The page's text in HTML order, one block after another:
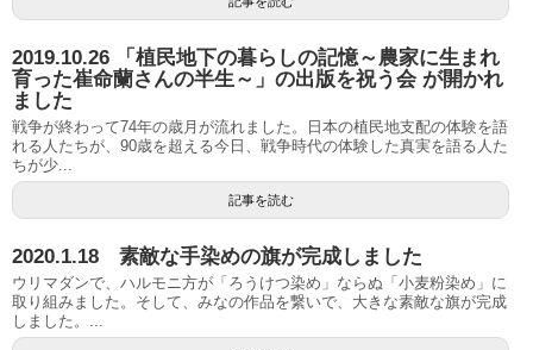
2019.10.26 「植民地下の暮らしの記憶～農家に生まれ
育った崔命蘭さんの半生～」の出版を祝う会 が開かれ
ました
戦争が終わって74年の歳月が流れました。日本の植民地支配の体験を語
れる人たちが、90歳を超える今日、戦争時代の体験した真実を語る人た
ちが少...
記事を読む
2020.1.18 素敵な手染めの旗が完成しました
ウリマダンで、ハルモニ方が「ろうけつ染め」ならぬ「小麦粉染め」に
取り組みました。そして、みなの作品を繋いで、大きな素敵な旗が完成
しました。...